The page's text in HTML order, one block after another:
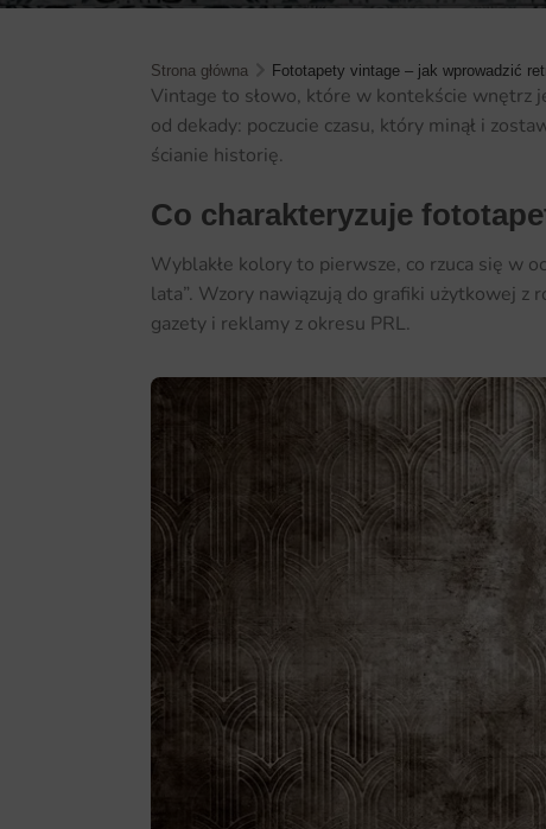
Strona główna Fototapety vintage – jak wprowadzić
Vintage to słowo, które w kontekście wnętrz
od dekady: poczucie czasu, który minął i
ścianie historię.
Co charakteryzuje
Wyblakłe kolory to pierwsze, co rzuca się w
lata”. Wzory nawiązują do grafiki użytkowej z
gazety i reklamy z okresu PRL.